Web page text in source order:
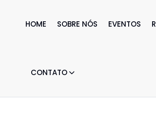
HOME SOBRE NÓS EVENTOS
CONTATO